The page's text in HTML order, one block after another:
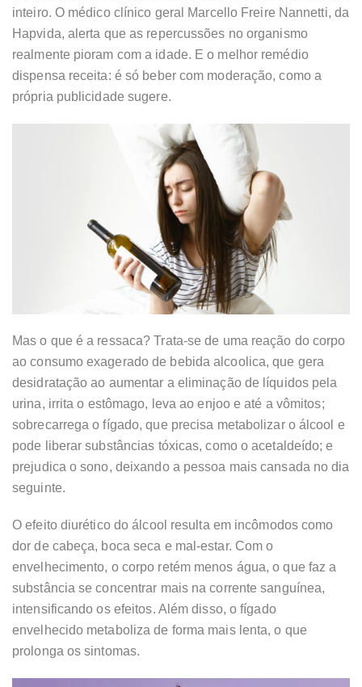
inteiro. O médico clínico geral Marcello Freire Nannetti, da
Hapvida, alerta que as repercussões no organismo
realmente pioram com a idade. E o melhor remédio
dispensa receita: é só beber com moderação, como a
própria publicidade sugere.
Mas o que é a ressaca? Trata-se de uma reação do corpo
ao consumo exagerado de bebida alcoolica, que gera
desidratação ao aumentar a eliminação de líquidos pela
urina, irrita o estômago, leva ao enjoo e até a vômitos;
sobrecarrega o fígado, que precisa metabolizar o álcool e
pode liberar substâncias tóxicas, como o acetaldeído; e
prejudica o sono, deixando a pessoa mais cansada no dia
seguinte.
O efeito diurético do álcool resulta em incômodos como
dor de cabeça, boca seca e mal-estar. Com o
envelhecimento, o corpo retém menos água, o que faz a
substância se concentrar mais na corrente sanguínea,
intensificando os efeitos. Além disso, o fígado
envelhecido metaboliza de forma mais lenta, o que
prolonga os sintomas.